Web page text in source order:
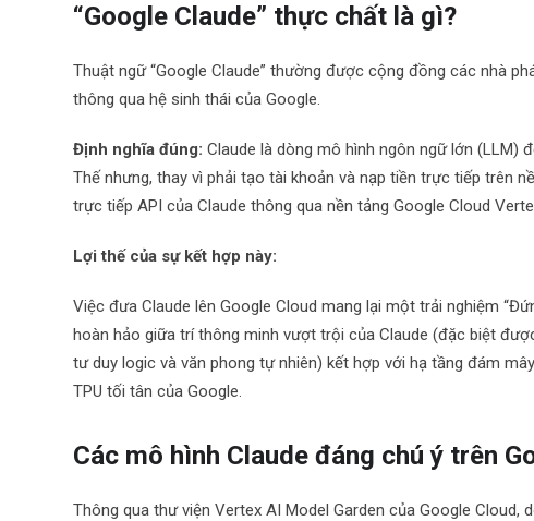
“Google Claude” thực chất là gì?
Thuật ngữ “Google Claude” thường được cộng đồng các nhà
thông qua hệ sinh thái của Google.
Định nghĩa đúng: Claude là dòng mô hình ngôn ngữ lớn (LLM)
Thế nhưng, thay vì phải tạo tài khoản và nạp tiền trực tiếp trên
trực tiếp API của Claude thông qua nền tảng Google Cloud
Lợi thế của sự kết hợp này:
Việc đưa Claude lên Google Cloud mang lại một trải nghiệm
hoàn hảo giữa trí thông minh vượt trội của Claude (đặc biệt
tư duy logic và văn phong tự nhiên) kết hợp với hạ tầng đám
TPU tối tân của Google.
Các mô hình Claude đáng chú ý trên
Thông qua thư viện Vertex AI Model Garden của Google